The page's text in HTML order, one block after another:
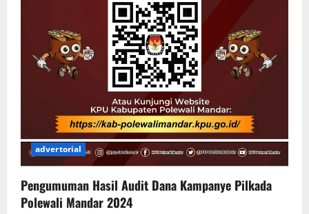
advertorial
Pengumuman Hasil Audit Dana Kampanye Pilkada
Polewali Mandar 2024